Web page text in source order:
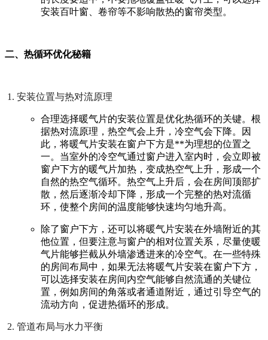
安装百叶窗、卷帘等不影响散热的窗帘类型。
二、热循环优化秘籍
安装位置与热对流原理
合理选择暖气片的安装位置是优化热循环的关键。根
据热对流原理，热空气会上升，冷空气会下降。因
此，将暖气片安装在窗户下方是**为理想的位置之
一。当室外的冷空气通过窗户进入室内时，会立即被
窗户下方的暖气片加热，变成热空气上升，形成一个
自然的热空气循环。热空气上升后，会在房间顶部扩
散，然后逐渐冷却下降，形成一个完整的热对流循
环，使整个房间的温度能够快速均匀地升高。
除了窗户下方，还可以将暖气片安装在外墙附近的其
他位置，但要注意与窗户的相对位置关系，尽量使暖
气片能够拦截从外墙渗透进来的冷空气。在一些特殊
的房间布局中，如果无法将暖气片安装在窗户下方，
可以选择安装在房间内空气能够自然流通的关键位
置，例如房间的角落或者通道附近，通过引导空气的
流动方向，促进热循环的形成。
管道布局与水力平衡